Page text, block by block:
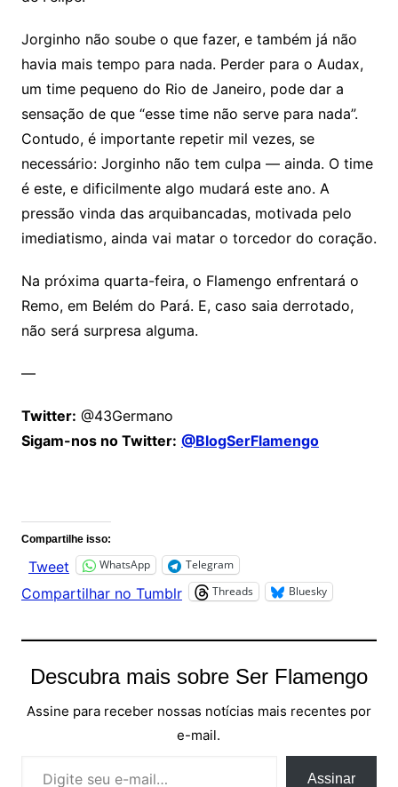
Jorginho não soube o que fazer, e também já não
havia mais tempo para nada. Perder para o Audax,
um time pequeno do Rio de Janeiro, pode dar a
sensação de que “esse time não serve para nada”.
Contudo, é importante repetir mil vezes, se
necessário: Jorginho não tem culpa — ainda. O time
é este, e dificilmente algo mudará este ano. A
pressão vinda das arquibancadas, motivada pelo
imediatismo, ainda vai matar o torcedor do coração.
Na próxima quarta-feira, o Flamengo enfrentará o
Remo, em Belém do Pará. E, caso saia derrotado,
não será surpresa alguma.
—
Twitter: @43Germano
Sigam-nos no Twitter: @BlogSerFlamengo
Compartilhe isso:
Tweet WhatsApp Telegram
Compartilhar no Tumblr Threads Bluesky
Descubra mais sobre Ser Flamengo
Assine para receber nossas notícias mais recentes por
e-mail.
Assinar